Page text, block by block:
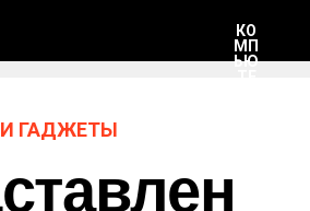
КО
МП
ЬЮ
ГАДЖЕТЫ